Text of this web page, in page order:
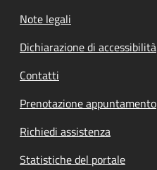
Note legali
Dichiarazione di accessibilità
Contatti
Prenotazione appuntamento
Richiedi assistenza
Statistiche del portale